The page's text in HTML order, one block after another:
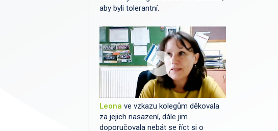
aby byli tolerantní.
Leona ve vzkazu kolegům děkovala
za jejich nasazení, dále jim
doporučovala nebát se říct si o